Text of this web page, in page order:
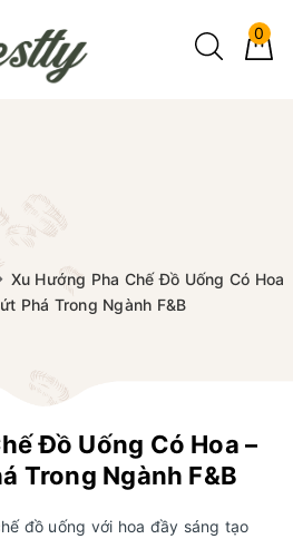
0
Xu Hướng Pha Chế Đồ Uống Có Hoa
Phá Trong Ngành F&B
Đồ Uống Có Hoa –
Trong Ngành F&B
đồ uống với hoa đầy sáng tạo